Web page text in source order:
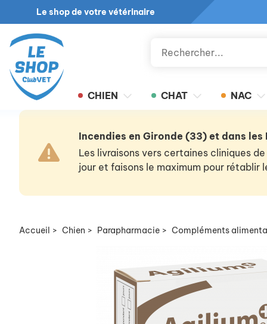
Le shop de votre vétérinaire
CHIEN CHAT NAC
Incendies en Gironde (33) et dans
Les livraisons vers certaines cliniques
jour et faisons le maximum pour rétablir
Accueil > Chien > Parapharmacie > Compléments